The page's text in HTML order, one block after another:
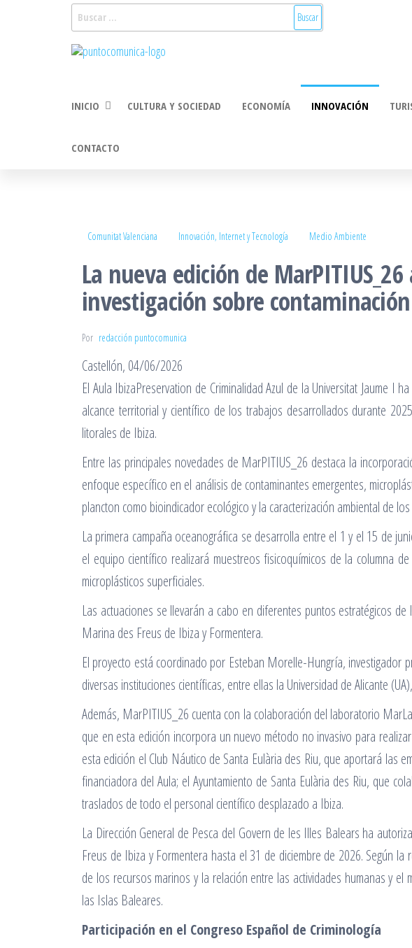
2.0
economía,
INICIO CULTURA Y SOCIEDAD ECONOMÍA INNOVACIÓN
CONTACTO
Comunitat Valenciana Innovación, Internet y Tecnología Medio Ambiente
La nueva edición de
investigación sobre
Por redacción puntocomunica
Castellón, 04/06/2026
El Aula IbizaPreservation de Criminalidad Azul de la Universitat Jaume I
alcance territorial y científico de los trabajos desarrollados durante
litorales de Ibiza.
Entre las principales novedades de MarPITIUS_26 destaca la
enfoque específico en el análisis de contaminantes emergentes,
plancton como bioindicador ecológico y la caracterización ambiental de
La primera campaña oceanográfica se desarrolla entre el 1 y el 15 de
el equipo científico realizará muestreos fisicoquímicos de la columna
microplásticos superficiales.
Las actuaciones se llevarán a cabo en diferentes puntos estratégicos
Marina des Freus de Ibiza y Formentera.
El proyecto está coordinado por Esteban Morelle-Hungría, investigador
diversas instituciones científicas, entre ellas la Universidad de Alicante
Además, MarPITIUS_26 cuenta con la colaboración del laboratorio
que en esta edición incorpora un nuevo método no invasivo para
esta edición el Club Náutico de Santa Eulària des Riu, que aportará las
financiadora del Aula; el Ayuntamiento de Santa Eulària des Riu, que
traslados de todo el personal científico desplazado a Ibiza.
La Dirección General de Pesca del Govern de les Illes Balears ha
Freus de Ibiza y Formentera hasta el 31 de diciembre de 2026. Según
de los recursos marinos y la relación entre las actividades humanas y
las Islas Baleares.
Participación en el Congreso Español de Criminología